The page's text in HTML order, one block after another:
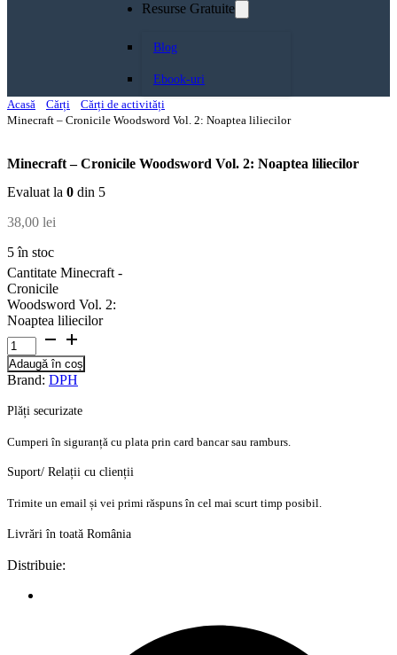
Resurse Gratuite
Blog
Ebook-uri
Acasă
Cărți
Cărți de activități
Minecraft – Cronicile Woodsword Vol. 2: Noaptea liliecilor
Minecraft – Cronicile Woodsword Vol. 2: Noaptea liliecilor
Evaluat la 0 din 5
38,00 lei
5 în stoc
Cantitate Minecraft -
Cronicile
Woodsword Vol. 2:
Noaptea liliecilor
Adaugă în coș
Brand: DPH
Plăți securizate
Cumperi în siguranță cu plata prin card bancar sau ramburs.
Suport/ Relații cu clienții
Trimite un email și vei primi răspuns în cel mai scurt timp posibil.
Livrări în toată România
Distribuie: